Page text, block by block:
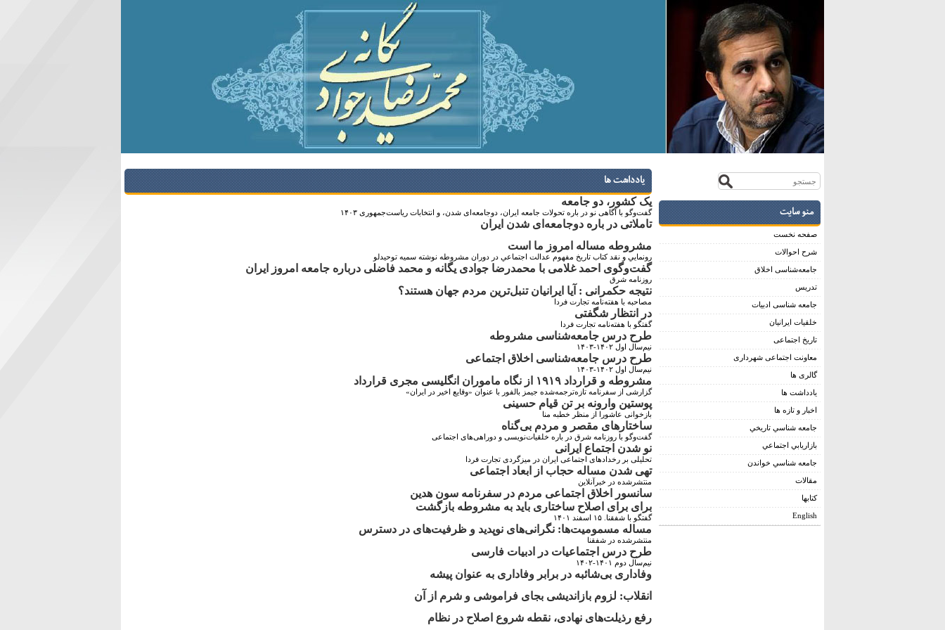
منو سایت
صفحه نخست
شرح احوالات
جامعه‌شناسی اخلاق
تدریس
جامعه شناسی ادبیات
خلقیات ایرانیان
تاریخ اجتماعی
معاونت اجتماعی شهرداری
گالری ها
يادداشت ها
اخبار و تازه ها
جامعه شناسي تاريخي
بازاريابي اجتماعي
جامعه شناسي خواندن
مقالات
کتابها
English
يادداشت ها
یک کشور، دو جامعه
گفت‌وگو با آگاهی نو در باره تحولات جامعه ایران، دوجامعه‌ای شدن، و انتخابات ریاست‌جمهوری ۱۴۰۳
تاملاتی در باره دوجامعه‌ای‌ شدن ایران
مشروطه مساله امروز ما است
رونمايي و نقد كتاب تاريخ مفهوم عدالت اجتماعي در دوران مشروطه نوشته سميه توحيدلو
گفت‌وگوی احمد غلامی با محمدرضا جوادی یگانه و محمد فاضلی درباره جامعه امروز ایران
روزنامه شرق
نتیجه حکمرانی : آیا ایرانیان تنبل‌ترین مردم جهان هستند؟
مصاحبه با هفته‌نامه تجارت فردا
در انتظار شگفتی
گفتگو با هفته‌نامه تجارت فردا
طرح درس جامعه‌شناسی مشروطه
نیم‌سال اول ۱۴۰۲-۱۴۰۳
طرح درس جامعه‌شناسی اخلاق اجتماعی
نیم‌سال اول ۱۴۰۲-۱۴۰۳
مشروطه و قرارداد ۱۹۱۹ از نگاه ماموران انگلیسی مجری قرارداد
گزارشی از سفرنامه تازه‌ترجمه‌شده جیمز بالفور با عنوان «وقایع اخیر در ایران»
پوستین وارونه بر تن قیام حسینی
بازخوانی عاشورا از منظر خطبه منا
ساختارهای مقصر و مردم بی‌گناه
گفت‌و‌گو با روزنامه شرق در باره خلقیات‌نویسی و دوراهی‌های اجتماعی
نو شدن اجتماع ایرانی
تحلیلی بر رخدادهای اجتماعی ایران در میزگردی تجارت فردا
تهی شدن مساله حجاب از ابعاد اجتماعی
منتشرشده در خبرآنلاین
سانسور اخلاق اجتماعی مردم در سفرنامه‌ سون هدین
برای برای اصلاح ساختاری باید به مشروطه بازگشت
گفتگو با شفقنا. ۱۵ اسفند ۱۴۰۱
مساله مسمومیت‌ها: نگرانی‌های نوپدید و ظرفیت‌های در دسترس
منتشرشده در شفقنا
طرح درس اجتماعیات در ادبیات فارسی
نیم‌سال دوم ۱۴۰۱-۱۴۰۲
وفاداری بی‌شائبه در برابر وفاداری به عنوان پیشه
انقلاب: لزوم بازاندیشی بجای فراموشی و شرم از آن
رفع رذیلت‌های نهادی، نقطه شروع اصلاح در نظام